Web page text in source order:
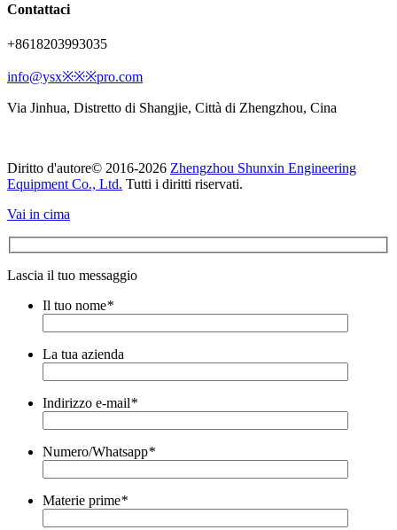
Contattaci
+8618203993035
info@ysx※※※pro.com
Via Jinhua, Distretto di Shangjie, Città di Zhengzhou, Cina
Diritto d'autore© 2016-2026 Zhengzhou Shunxin Engineering
Equipment Co., Ltd. Tutti i diritti riservati.
Vai in cima
Lascia il tuo messaggio
Il tuo nome*
La tua azienda
Indirizzo e-mail*
Numero/Whatsapp*
Materie prime*